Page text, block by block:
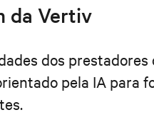
da Vertiv
dos
pela IA para